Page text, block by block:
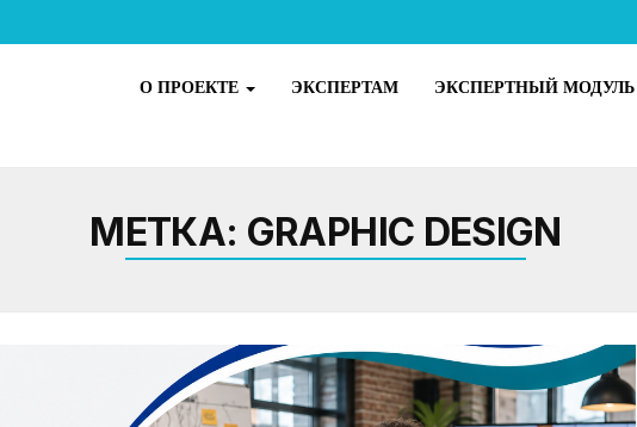
О ПРОЕКТЕ ЭКСПЕРТАМ ЭКСПЕРТНЫЙ МОДУЛЬ
МЕТКА: GRAPHIC DESIGN